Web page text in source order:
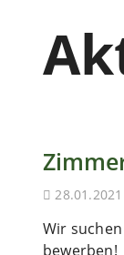
28.01.2021
Wir
bewerben!